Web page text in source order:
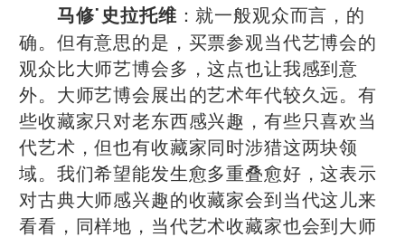
马修˙史拉托维：就一般观众而言，的
确。但有意思的是，买票参观当代艺博会的
观众比大师艺博会多，这点也让我感到意
外。大师艺博会展出的艺术年代较久远。有
些收藏家只对老东西感兴趣，有些只喜欢当
代艺术，但也有收藏家同时涉猎这两块领
域。我们希望能发生愈多重叠愈好，这表示
对古典大师感兴趣的收藏家会到当代这儿来
看看，同样地，当代艺术收藏家也会到大师